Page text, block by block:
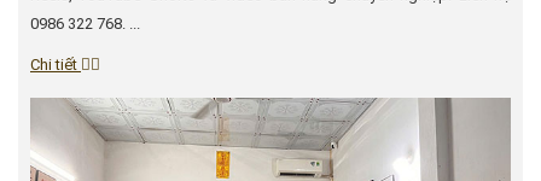
0986 322 768. ...
Chi tiết